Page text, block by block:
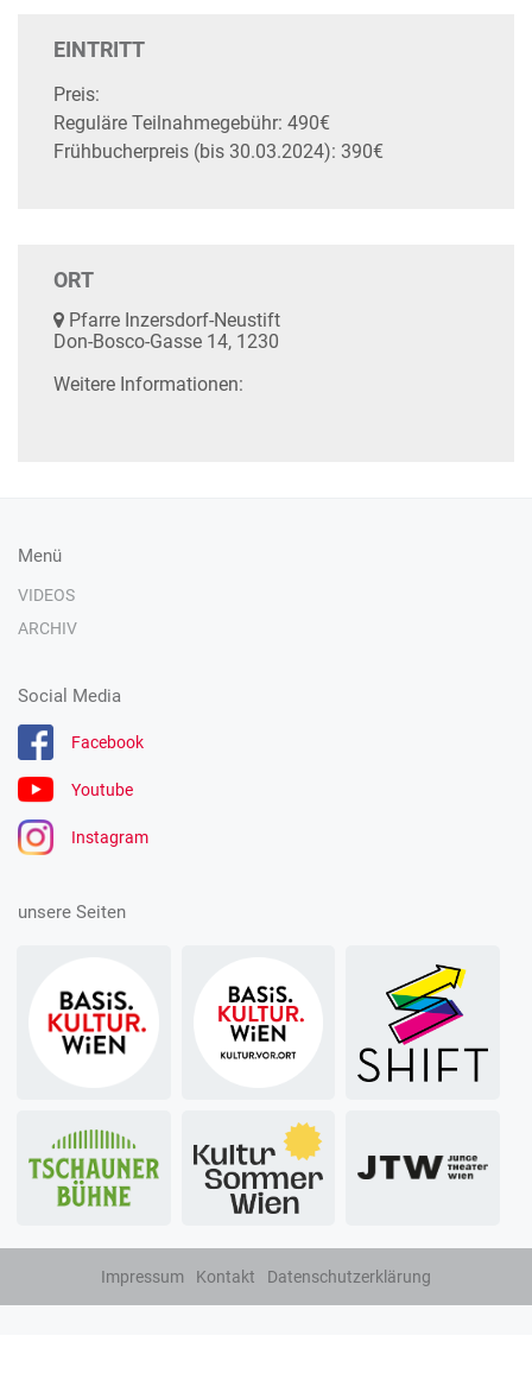
EINTRITT
Preis:
Reguläre Teilnahmegebühr: 490€
Frühbucherpreis (bis 30.03.2024): 390€
ORT
Pfarre Inzersdorf-Neustift
Don-Bosco-Gasse 14, 1230
Weitere Informationen:
Menü
VIDEOS
ARCHIV
Social Media
Facebook
Youtube
Instagram
unsere Seiten
Impressum Kontakt Datenschutzerklärung